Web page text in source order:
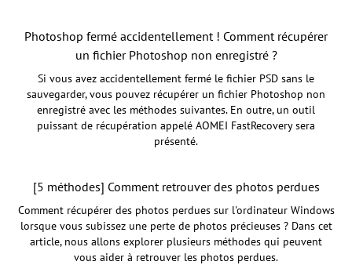
Photoshop fermé accidentellement ! Comment récupérer
un fichier Photoshop non enregistré ?
Si vous avez accidentellement fermé le fichier PSD sans le
sauvegarder, vous pouvez récupérer un fichier Photoshop non
enregistré avec les méthodes suivantes. En outre, un outil
puissant de récupération appelé AOMEI FastRecovery sera
présenté.
[5 méthodes] Comment retrouver des photos perdues
Comment récupérer des photos perdues sur l'ordinateur Windows
lorsque vous subissez une perte de photos précieuses ? Dans cet
article, nous allons explorer plusieurs méthodes qui peuvent
vous aider à retrouver les photos perdues.